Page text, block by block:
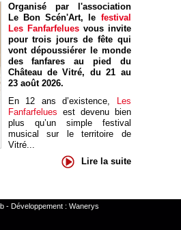
Organisé par l'association
Le Bon Scén'Art, le festival
Les Fanfarfelues vous invite
pour trois jours de fête qui
vont dépoussiérer le monde
des fanfares au pied du
Château de Vitré, du 21 au
23 août 2026.
En 12 ans d’existence, Les
Fanfarfelues est devenu bien
plus qu’un simple festival
musical sur le territoire de
Vitré...
Lire la suite
- Développement : Wanerys